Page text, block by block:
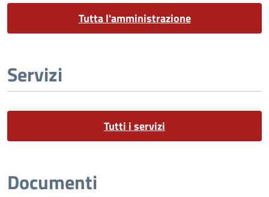
Tutta l'amministrazione
Servizi
Tutti i servizi
Documenti